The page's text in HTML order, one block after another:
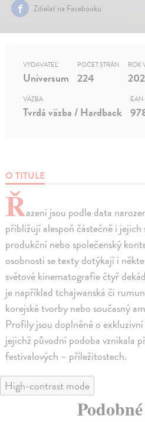
Zdielať na Facebooku
O TITULE
Řazeni jsou podle data
přibližují alespoň částečně i
produkční nebo společenský
osobnosti se texty dotýkají i
světové kinematografie čtyř
je například tchajwanská či
korejské tvorby nebo současný
Profily jsou doplněné o
jejichž původní podoba vznikala
festivalových – příležitostech.
VYDAVATEĽ
Universum
POČET STRÁN
224
ROK
VÄZBA
Tvrdá väzba / Hardback
EAN
High-contrast mode